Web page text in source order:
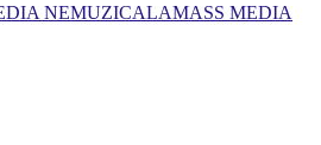
NEMUZICALAMASS MEDIA